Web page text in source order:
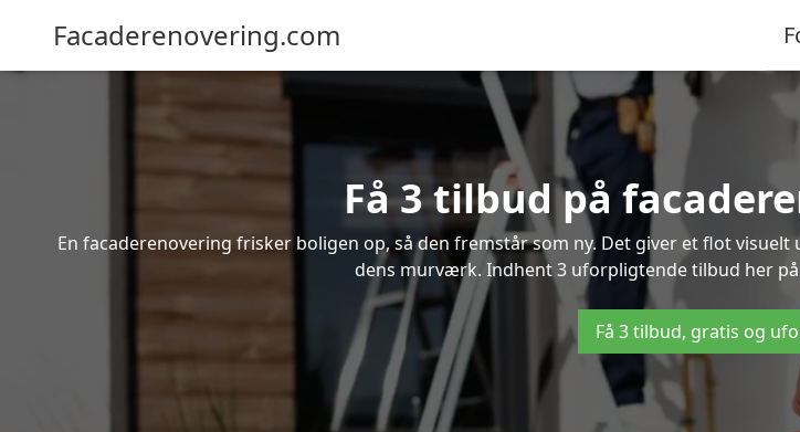
Facaderenovering.com
Få 3 tilbud på
En facaderenovering frisker boligen op, så den fremstår som ny. Det giver et flot
dens murværk. Indhent 3 uforpligtende tilbud her
Få 3 tilbud, gratis og